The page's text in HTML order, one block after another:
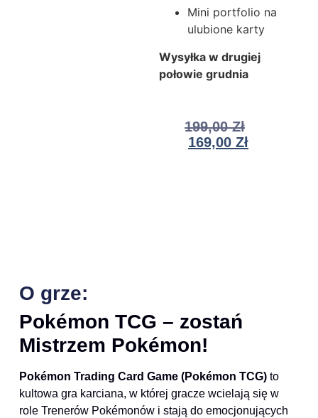
Mini portfolio na
ulubione karty
Wysyłka w drugiej
połowie grudnia
199,00Zł
169,00Zł
O grze:
Pokémon TCG – zostań
Mistrzem Pokémon!
Pokémon Trading Card Game (Pokémon TCG)to
kultowa gra karciana, w której gracze wcielają się w
role Trenerów Pokémonów i stają do emocjonujących